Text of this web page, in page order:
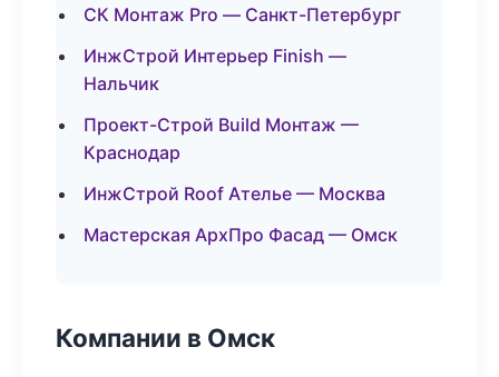
СК Монтаж Pro — Санкт-Петербург
ИнжСтрой Интерьер Finish —
Нальчик
Проект-Строй Build Монтаж —
Краснодар
ИнжСтрой Roof Ателье — Москва
Мастерская АрхПро Фасад — Омск
Компании в Омск